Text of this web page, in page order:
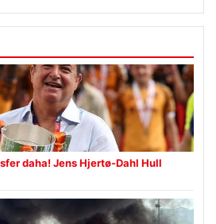
daha! Jens Hjertø-Dahl Hull